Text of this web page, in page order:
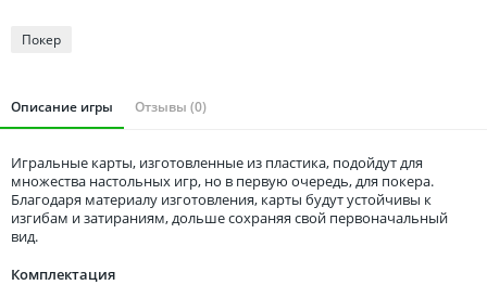
Покер
Описание игры Отзывы (0)
Игральные карты, изготовленные из пластика, подойдут для
множества настольных игр, но в первую очередь, для покера.
Благодаря материалу изготовления, карты будут устойчивы к
изгибам и затираниям, дольше сохраняя свой первоначальный
вид.
Комплектация